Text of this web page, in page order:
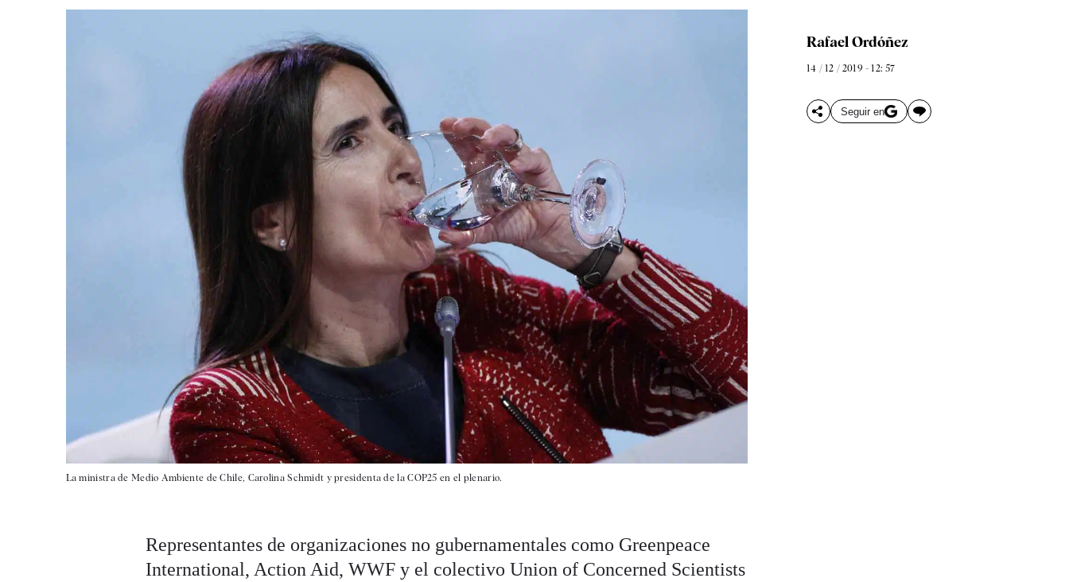
La ministra de Medio Ambiente de Chile, Carolina Schmidt y presidenta de la COP25 en el plenario.
Rafael Ordóñez
14 / 12 / 2019 - 12: 57
Seguir en
Representantes de organizaciones no gubernamentales como Greenpeace
International, Action Aid, WWF y el colectivo Union of Concerned Scientists